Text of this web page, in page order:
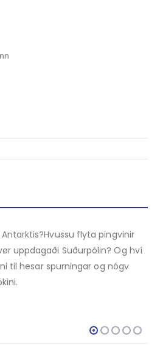
flyta pingvinir
uppdagaði Suðurpólin? Og hví
til hesar spurningar og nógv